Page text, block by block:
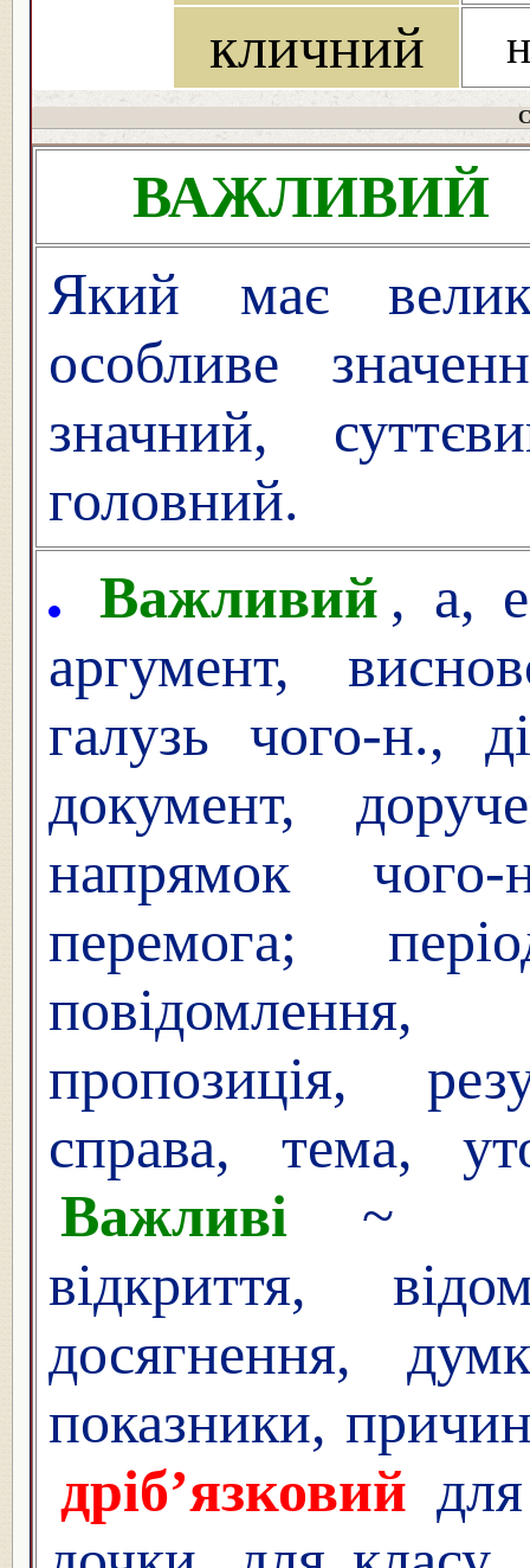
кличний
ВАЖЛИВИЙ
Який має
особливе
значний,
головний.
Важливий , а,
аргумент,
галузь чого-н.,
документ,
напрямок
перемога;
повідомлення,
пропозиція,
справа, тема,
Важливі
~
відкриття,
досягнення,
показники,
дріб’язковий